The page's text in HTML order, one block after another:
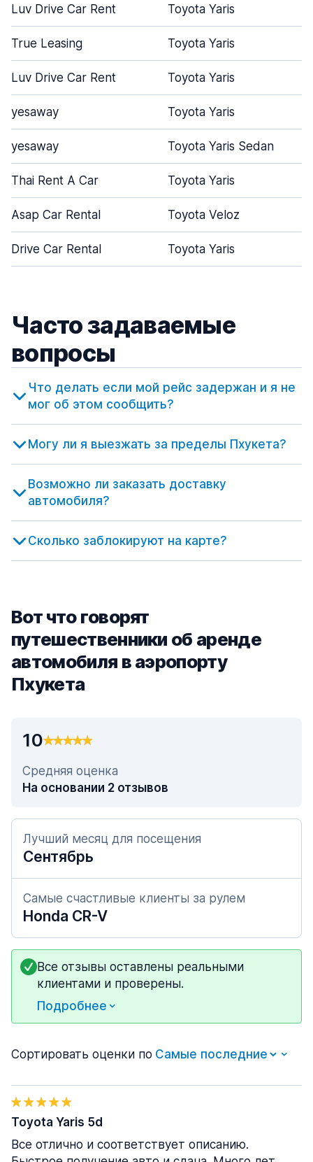
Luv Drive Car Rent Toyota Yaris
True Leasing Toyota Yaris
Luv Drive Car Rent Toyota Yaris
yesaway Toyota Yaris
yesaway Toyota Yaris Sedan
Thai Rent A Car Toyota Yaris
Asap Car Rental Toyota Veloz
Drive Car Rental Toyota Yaris
Часто задаваемые
вопросы
Что делать если мой рейс задержан и я не
мог об этом сообщить?
Могу ли я выезжать за пределы Пхукета?
Возможно ли заказать доставку
автомобиля?
Сколько заблокируют на карте?
Вот что говорят
путешественники об аренде
автомобиля в аэропорту
Пхукета
10
Средняя оценка
На основании 2 отзывов
Лучший месяц для посещения
Сентябрь
Самые счастливые клиенты за рулем
Honda CR-V
Все отзывы оставлены реальными
клиентами и проверены.
Подробнее
Сортировать оценки по
Toyota Yaris 5d
Все отлично и соответствует описанию.